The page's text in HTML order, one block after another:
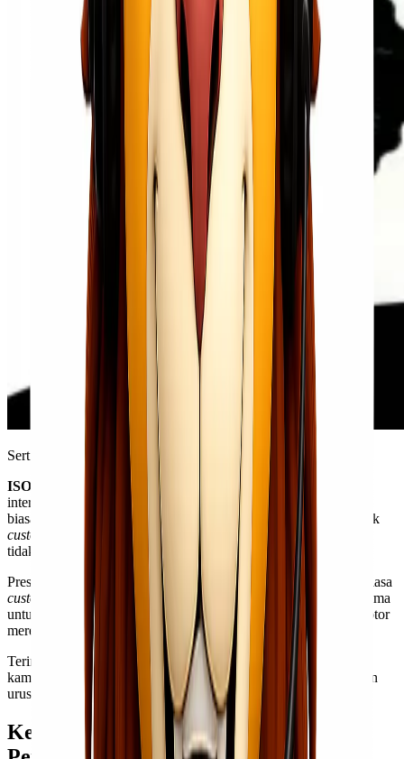
Sertifikasi ISO Lionel Group @ Lionel Group
ISO 9001:2015
sendiri merupakan sertifikat dengan level
internasional yang menunjukkan betapa profesional dan luar
biasanya suatu perusahaan dalam memberikan yang terbaik untuk
customer
mereka, sehingga kredibilitas maupun reputasi mereka
tidak perlu diragukan lagi.
Prestasi yang kami toreh ini tentu tidak terlepas dari peran luar biasa
customer
kami yang terus mempercayai kami sebagai pilihan utama
untuk pengiriman barang, termasuk dalam hal ini pengiriman motor
mereka.
Terima kasih banyak kami ucapkan kepada
customer
kami juga terbuka untuk
Kawan Lio
yang ingin mempercayakan
urusan pengiriman motornya kepada kami!
Kenapa Harus Menggunakan Jasa